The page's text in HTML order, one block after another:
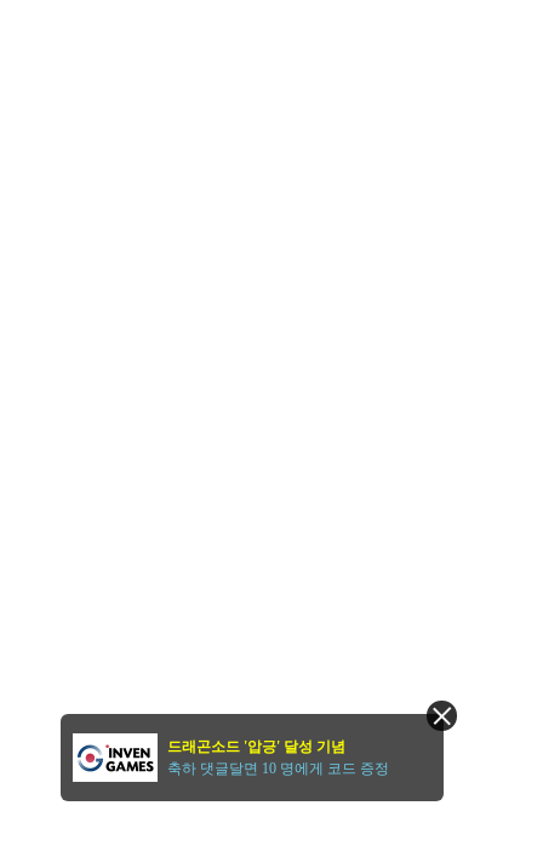
드래곤소드 '압긍' 달성 기념
축하 댓글달면 10 명에게 코드 증정